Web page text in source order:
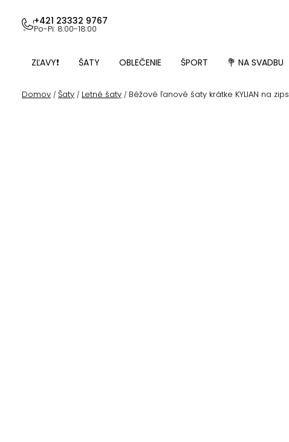
obsah
+421 23332 9767
Po-Pi: 8:00-18:00
ZĽAVY❗ ŠATY OBLEČENIE ŠPORT 💐 NA SVADBU
Domov / Šaty / Letné šaty / Béžové ľanové šaty krátke KYLIAN na zips